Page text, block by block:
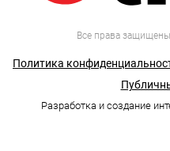
Все права
Политика
Разработка и создание